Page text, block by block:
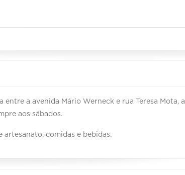
a avenida Mário Werneck e rua Teresa Mota, a
aos sábados.
artesanato, comidas e bebidas.